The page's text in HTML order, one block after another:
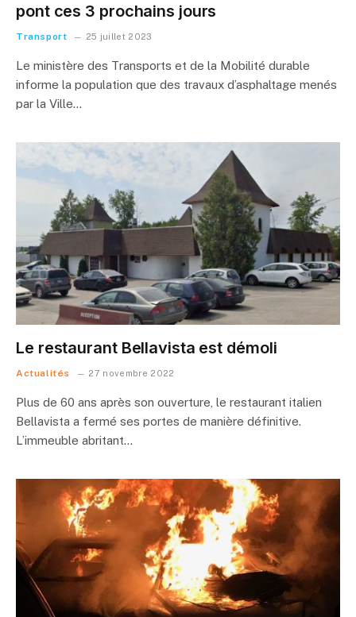
pont ces 3 prochains jours
Transport 25 juillet 2023
Le ministère des Transports et de la Mobilité durable
informe la population que des travaux d’asphaltage menés
par la Ville…
Le restaurant Bellavista est démoli
Actualités 27 novembre 2022
Plus de 60 ans après son ouverture, le restaurant italien
Bellavista a fermé ses portes de manière définitive.
L’immeuble abritant…